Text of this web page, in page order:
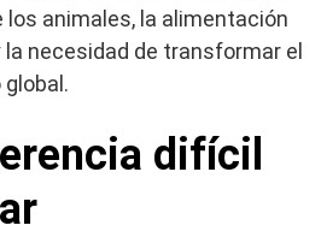
animales, la alimentación
necesidad de transformar el
difícil